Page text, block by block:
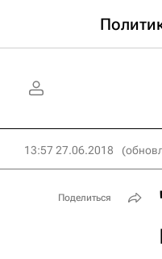
13:57 27.06.2018
Поделиться